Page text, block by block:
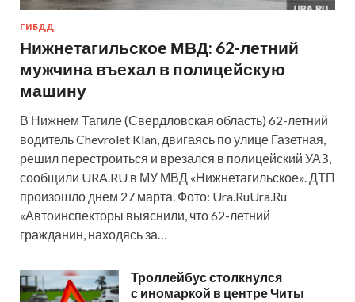
ГИБДД
Нижнетагильское МВД: 62-летний
мужчина въехал в полицейскую
машину
В Нижнем Тагиле (Свердловская область) 62-летний
водитель Chevrolet Klan, двигаясь по улице Газетная,
решил перестроиться и врезался в полицейский УАЗ,
сообщили URA.RU в МУ МВД «Нижнетагильское». ДТП
произошло днем 27 марта. Фото: Ura.RuUra.Ru
«Автоинспекторы выяснили, что 62-летний
гражданин, находясь за…
Троллейбус столкнулся
с иномаркой в центре Читы